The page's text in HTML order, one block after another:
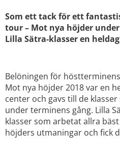
Som ett tack för ett
tour – Mot nya höjder
Lilla Sätra-klasser en
Belöningen för
Mot nya höjder 2018 var en
center och gavs till de
under terminens gång. Lilla
klasser som arbetat allra
höjders utmaningar och fick